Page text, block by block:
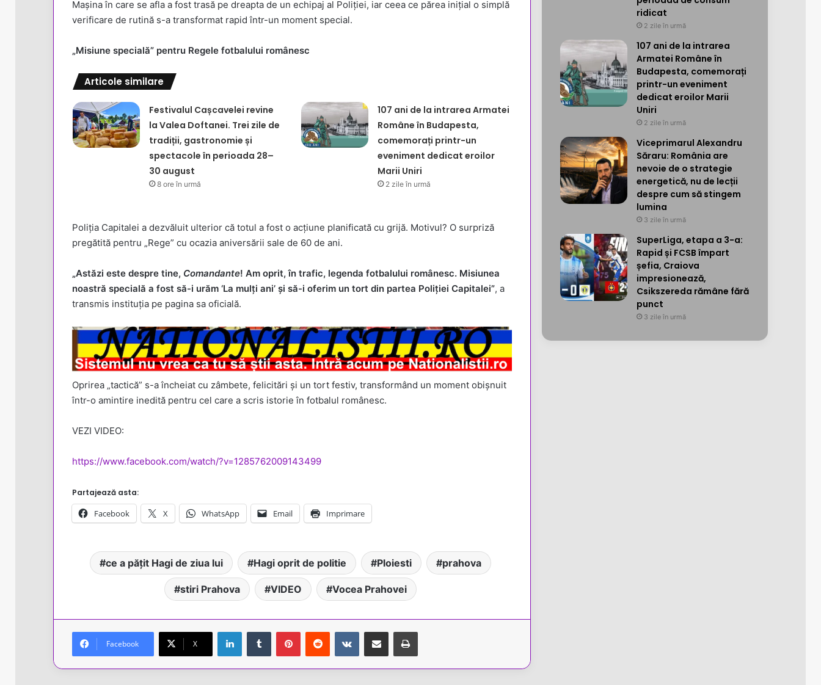
Mașina în care se afla a fost trasă pe dreapta de un echipaj al Poliției, iar ceea ce părea inițial o simplă
verificare de rutină s-a transformat rapid într-un moment special.
„Misiune specială” pentru Regele fotbalului românesc
Articole similare
Festivalul Cașcavelei revine
la Valea Doftanei. Trei zile de
tradiții, gastronomie și
spectacole în perioada 28–
30 august
8 ore în urmă
107 ani de la intrarea Armatei
Române în Budapesta,
comemorați printr-un
eveniment dedicat eroilor
Marii Uniri
2 zile în urmă
Poliția Capitalei a dezvăluit ulterior că totul a fost o acțiune planificată cu grijă. Motivul? O surpriză
pregătită pentru „Rege” cu ocazia aniversării sale de 60 de ani.
„Astăzi este despre tine, Comandante! Am oprit, în trafic, legenda fotbalului românesc. Misiunea
noastră specială a fost să-i urăm ‘La mulți ani’ și să-i oferim un tort din partea Poliției Capitalei”, a
transmis instituția pe pagina sa oficială.
Oprirea „tactică” s-a încheiat cu zâmbete, felicitări și un tort festiv, transformând un moment obișnuit
într-o amintire inedită pentru cel care a scris istorie în fotbalul românesc.
VEZI VIDEO:
https://www.facebook.com/watch/?v=1285762009143499
Partajează asta:
Facebook X WhatsApp Email Imprimare
ce a pățit Hagi de ziua lui Hagi oprit de politie Ploiesti prahova
stiri Prahova VIDEO Vocea Prahovei
Facebook X
LinkedInTumblr PinterestReddit VKontakteShare via Email Tipărește
ridicat
2 zile în urmă
107 ani de la intrarea
Armatei Române în
Budapesta, comemorați
printr-un eveniment
dedicat eroilor Marii
Uniri
2 zile în urmă
Viceprimarul Alexandru
Săraru: România are
nevoie de o strategie
energetică, nu de lecții
despre cum să stingem
lumina
3 zile în urmă
SuperLiga, etapa a 3-a:
Rapid și FCSB împart
șefia, Craiova
impresionează,
Csikszereda rămâne fără
punct
3 zile în urmă